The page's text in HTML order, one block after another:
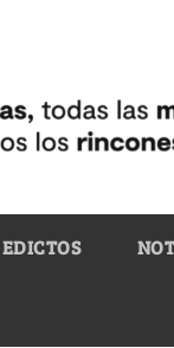
EDICTOS